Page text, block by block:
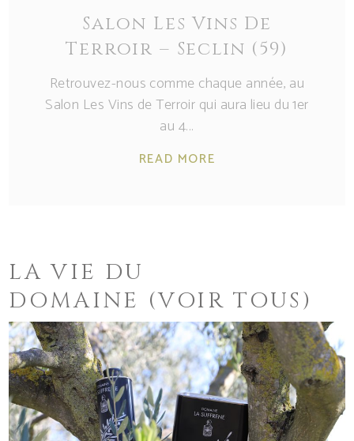
Salon Les Vins De
Terroir – Seclin (59)
Retrouvez-nous comme chaque année, au
Salon Les Vins de Terroir qui aura lieu du 1er
au 4
READ MORE
LA VIE DU
DOMAINE (VOIR TOUS)